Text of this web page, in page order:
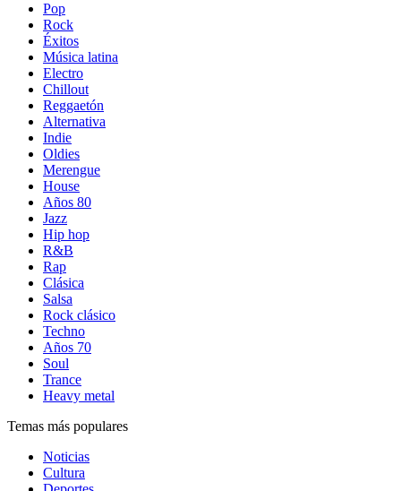
Pop
Rock
Éxitos
Música latina
Electro
Chillout
Reggaetón
Alternativa
Indie
Oldies
Merengue
House
Años 80
Jazz
Hip hop
R&B
Rap
Clásica
Salsa
Rock clásico
Techno
Años 70
Soul
Trance
Heavy metal
Temas más populares
Noticias
Cultura